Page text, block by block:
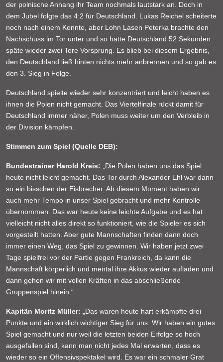
der polnische Anhang ihr Team nochmals lautstark an. Doch in
dem Jubel folgte das 4:2 für Deutschland. Lukas Reichel scheiterte
noch nach einem Konnte, aber Lohn Lasen Peterka brachte den
Nachschuss im Tor unter und so hatte Deutschland 52 Sekunden
späte wieder zwei Tore Vorsprung. Es blieb bei diesem Ergebnis,
den Deutschland ließ hinten nichts mehr anbrennen und so gab es
den 3. Sieg in Folge.
Deutschland spielte wieder sehr konzentriert und leicht haben es
ihnen die Polen nicht gemacht. Das Viertelfinale rückt damit für
Deutschland immer näher, Polen muss weiter um den Verbleib in
der Division kämpfen.
Stimmen zum Spiel (Quelle DEB):
Bundestrainer Harold Kreis:
„Die Polen haben uns das Spiel
heute nicht leicht gemacht. Das Tor durch Alexander Ehl war dann
so ein bisschen der Eisbrecher. Ab diesem Moment haben wir
auch mehr Tempo in unser Spiel gebracht und mehr Kontrolle
übernommen. Das war heute keine leichte Aufgabe und es hat
vielleicht nicht alles direkt so funktioniert, wie die Spieler es sich
vorgestellt hatten. Aber gute Mannschaften finden dann doch
immer einen Weg, das Spiel zu gewinnen. Wir haben jetzt zwei
Tage spielfrei vor der Partie gegen Frankreich, da kann die
Mannschaft körperlich und mental ihre Akkus wieder aufladen und
dann gehen wir mit vollen Kräften in das abschließende
Gruppenspiel hinein.“
Kapitän Moritz Müller:
„Das waren heute hart erkämpfte drei
Punkte und ein wirklich wichtiger Sieg für uns. Wir haben ein gutes
Spiel gemacht und nur weil die letzten beiden Erfolge so hoch
ausgefallen sind, kann man nicht jedes Mal erwarten, dass es
wieder so ein Offensivspektakel wird. Es war ein schmaler Grat